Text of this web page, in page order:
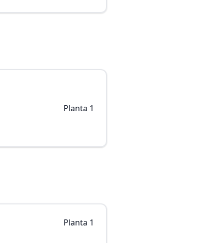
Planta 1
Planta 1